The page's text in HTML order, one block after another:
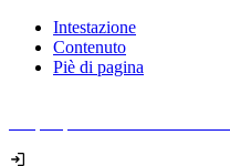
Intestazione
Contenuto
Piè di pagina